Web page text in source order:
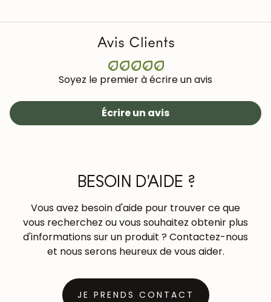
Avis Clients
Soyez le premier à écrire un avis
Écrire un avis
BESOIN D'AIDE ?
Vous avez besoin d'aide pour trouver ce que
vous recherchez ou vous souhaitez obtenir plus
d'informations sur un produit ? Contactez-nous
et nous serons heureux de vous aider.
JE PRENDS CONTACT